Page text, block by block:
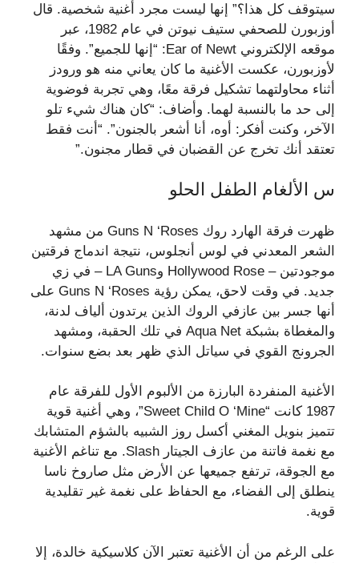
سيتوقف كل هذا؟” إنها ليست مجرد أغنية شخصية. قال
أوزبورن للصحفي ستيف نيوتن في عام 1982، عبر
موقعه الإلكتروني Ear of Newt: “إنها للجميع”. وفقًا
لأوزبورن، عكست الأغنية ما كان يعاني منه هو ورودز
أثناء محاولتهما تشكيل فرقة معًا، وهي تجربة فوضوية
إلى حد ما بالنسبة لهما. وأضاف: “كان هناك شيء تلو
الآخر، وكنت أفكر: أوه، أنا أشعر بالجنون”. “أنت فقط
تعتقد أنك تخرج عن القضبان في قطار مجنون.”
س الألغام الطفل الحلو
ظهرت فرقة الهارد روك Guns N ‘Roses من مشهد
الشعر المعدني في لوس أنجلوس، نتيجة اندماج فرقتين
موجودتين – Hollywood Rose وLA Guns – في زي
جديد. في وقت لاحق، يمكن رؤية Guns N ‘Roses على
أنها جسر بين عازفي الروك الذين يرتدون ألياف لدنة،
والمغطاة بشبكة Aqua Net في تلك الحقبة، ومشهد
الجرونج القوي في سياتل الذي ظهر بعد بضع سنوات.
الأغنية المنفردة البارزة من الألبوم الأول للفرقة عام
1987 كانت “Sweet Child O ‘Mine”، وهي أغنية قوية
تتميز بنويل المغني أكسل روز الشبيه بالشؤم المتشابك
مع نغمة فاتنة من عازف الجيتار Slash. مع تناغم الأغنية
مع الجوقة، ترتفع جميعها عن الأرض مثل صاروخ ناسا
ينطلق إلى الفضاء، مع الحفاظ على نغمة غير تقليدية
قوية.
على الرغم من أن الأغنية تعتبر الآن كلاسيكية خالدة، إلا